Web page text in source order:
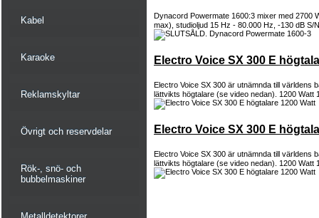
Kabel
Karaoke
Reklamskyltar
Övrigt och reservdelar
Rök-, snö- och
bubbelmaskiner
Dynacord Powermate 1600:3 mixer med 2700
max), studioljud 15 Hz - 80.000 Hz, -130 dB S/
Electro Voice SX 300 E
Electro Voice SX 300 är utnämnda till världens
lättvikts högtalare (se video nedan). 1200 Watt
Electro Voice SX 300 E
Electro Voice SX 300 är utnämnda till världens
lättvikts högtalare (se video nedan). 1200 Watt